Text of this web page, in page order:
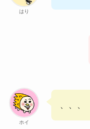
はり
ホイ
、、、